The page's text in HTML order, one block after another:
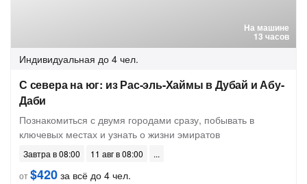
На машине
13 часов
Индивидуальная до 4 чел.
С севера на юг: из Рас-эль-Хаймы в Дубай и Абу-
Даби
Познакомиться с двумя городами сразу, побывать в
ключевых местах и узнать о жизни эмиратов
Завтра в 08:00
11 авг в 08:00
от$420 за всё до 4 чел.